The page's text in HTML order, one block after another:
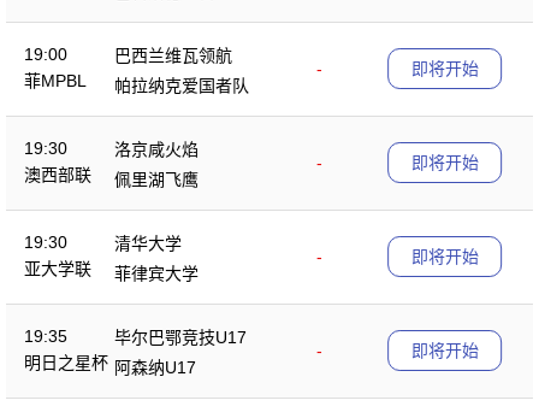
19:00
菲MPBL
巴西兰维瓦领航
-
帕拉纳克爱国者队
即将开始
19:30
澳西部联
洛京咸火焰
-
佩里湖飞鹰
即将开始
19:30
亚大学联
清华大学
-
菲律宾大学
即将开始
19:35
明日之星杯
毕尔巴鄂竞技U17
-
阿森纳U17
即将开始